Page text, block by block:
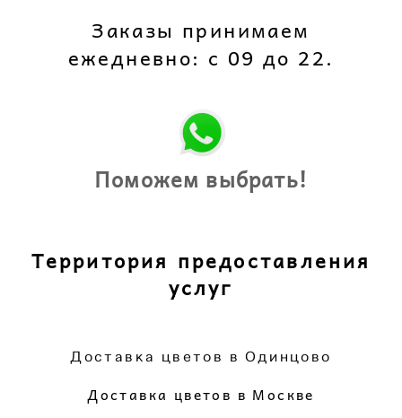
Заказы принимаем
ежедневно: с 09 до 22.
Поможем выбрать!
Территория предоставления
услуг
Доставка цветов в Одинцово
Доставка цветов в Москве